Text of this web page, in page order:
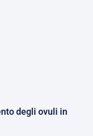
degli ovuli in